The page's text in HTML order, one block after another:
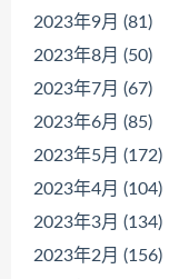
2023年9月 (81)
2023年8月 (50)
2023年7月 (67)
2023年6月 (85)
2023年5月 (172)
2023年4月 (104)
2023年3月 (134)
2023年2月 (156)